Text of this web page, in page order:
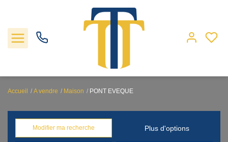
Locations
Accueil A vendre Maison PONT EVEQUE
Modifier ma recherche Plus d'options